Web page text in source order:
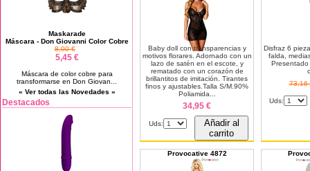
Maskarade
Máscara - Don Giovanni Color Cobre
8,00 €
5,45 €
Máscara de color cobre para
transformarse en Don Giovan...
« Ver todas las Novedades »
Destacados
Baby doll con transparencias y
motivos florares. Adornado con un
lazo de satén en el escote, y
rematado con un corazón de
brillantitos de imitación. Tirantes
finos y ajustables.Talla S/M.90%
Poliamida...
34,95 €
Uds:
Añadir al
carrito
Disfraz 6
falda,
73,16
Uds:
Provocative 4872